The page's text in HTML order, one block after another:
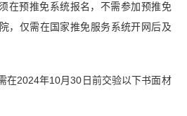
在预推免系统报名，不需参加预推免
，仅需在国家推免服务系统开网后及
在2024年10月30日前交验以下书面材